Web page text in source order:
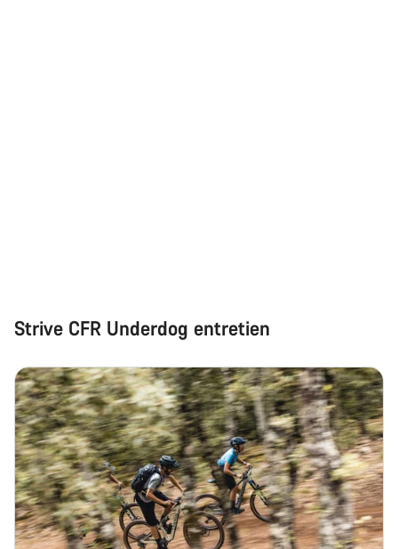
Strive CFR Underdog entretien